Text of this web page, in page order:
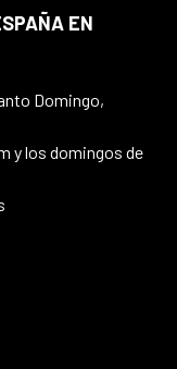
EN
Domingo,
y los domingos de